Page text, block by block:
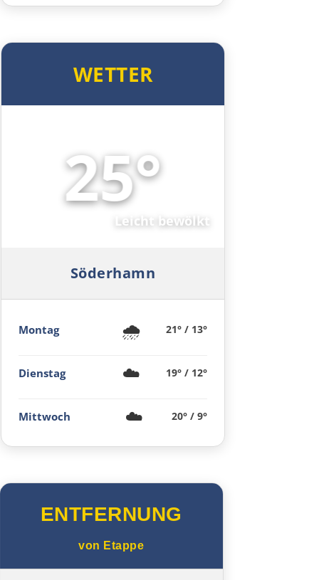
WETTER
25°
Leicht bewölkt
Söderhamn
Montag 🌧️ 21° / 13°
Dienstag ☁️ 19° / 12°
Mittwoch ☁️ 20° / 9°
ENTFERNUNG
von Etappe